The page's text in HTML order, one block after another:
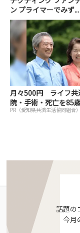
ン プライマーでみず...
月々500円 ライフ共
院・手術・死亡を85
PR（愛知県共済生活協同組合）
話題の
今月